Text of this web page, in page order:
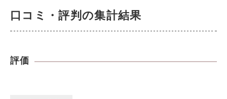
口コミ・評判の集計結果
評価